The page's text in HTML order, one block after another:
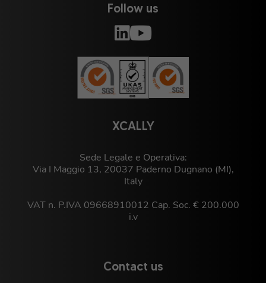
XCALLY
Sede Legale e Operativa:
Via I Maggio 13, 20037 Paderno Dugnano (MI),
Italy
VAT n. P.IVA 09668910012 Cap. Soc. € 200.000
i.v
Contact us
Follow us